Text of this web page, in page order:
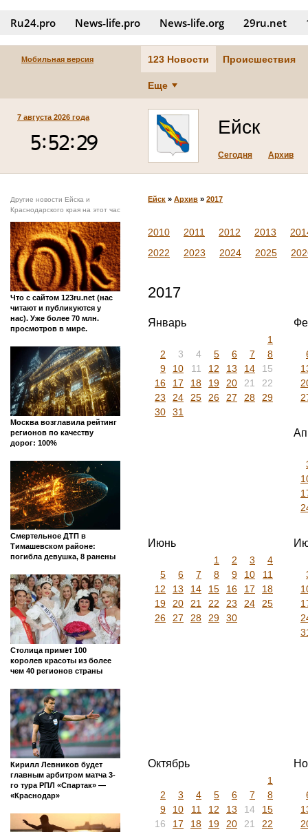
Ru24.pro News‑life.pro News‑life.org 29ru.net
Мобильная версия 123 Новости Происшествия
Еще
7 августа 2026 года Ейск
Сегодня Архив
Другие новости Ейска и
Краснодарского края на этот час
Что с сайтом 123ru.net (нас
читают и публикуются у
нас). Уже более 70 млн.
просмотров в мире.
Москва возглавила рейтинг
регионов по качеству
дорог: 100%
Смертельное ДТП в
Тимашевском районе:
погибла девушка, 8 ранены
Столица примет 100
королев красоты из более
чем 40 регионов страны
Кирилл Левников будет
главным арбитром матча 3-
го тура РПЛ «Спартак» —
«Краснодар»
Ейск » Архив » 2017
2010 2011 2012 2013
2022
2023 2024 2025
2017
Январь
1
2
3 4 5 6 7
8
9
10 11 12 13 14
15
16
17 18 19 20 21
22
23
24 25 26 27 28
29
30
31
Июнь
1 2 3
4
5
6 7 8 9 10
11
12
13 14 15 16 17
18
19
20 21 22 23 24
25
26
27 28 29 30
Октябрь
1
2
3 4 5 6 7
8
9
10 11 12 13 14
15
16
17 18 19 20 21
22